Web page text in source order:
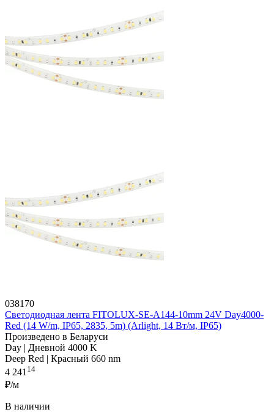
038170
Светодиодная лента FITOLUX-SE-A144-10mm 24V Day4000-
Red (14 W/m, IP65, 2835, 5m) (Arlight, 14 Вт/м, IP65)
Произведено в Беларуси
Day | Дневной 4000 K
Deep Red | Красный 660 nm
4 24114
₽/м
В наличии